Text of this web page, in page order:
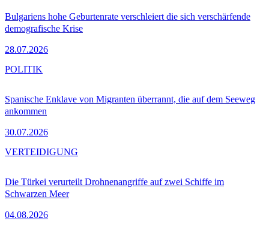
Bulgariens hohe Geburtenrate verschleiert die sich verschärfende
demografische Krise
28.07.2026
Spanische Enklave von Migranten überrannt, die auf dem Seeweg
ankommen
30.07.2026
POLITIK
Die Türkei verurteilt Drohnenangriffe auf zwei Schiffe im
Schwarzen Meer
04.08.2026
VERTEIDIGUNG